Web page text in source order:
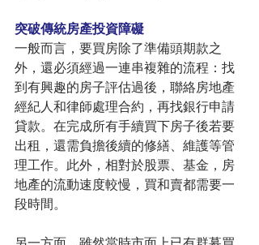
突破傳統房產投資障礙
一般而言，要買房除了準備頭期款之
外，還必須經過一連串複雜的流程：找
到有興趣的房子評估過後，聯絡房地產
經紀人和律師處理合約，再找銀行申請
貸款。在完成所有手續買下房子後若要
出租，還需負擔後續的修繕、維護等管
理工作。此外，相對於股票、基金，房
地產的流動速度較慢，買和賣都需要一
段時間。